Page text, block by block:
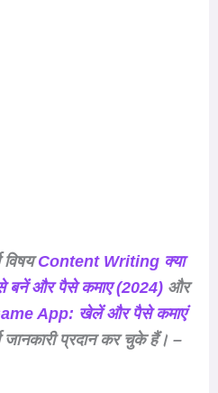
विषयContent Writing क्या
और पैसे कमाए (2024)और
App: खेलें और पैसे कमाएं
प्रदान कर चुके हैं। –